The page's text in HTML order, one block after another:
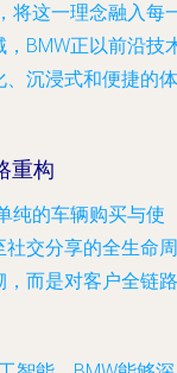
将这一理念融入每
BMW正以前沿技
沉浸式和便捷的体
重构
纯的车辆购买与使
交分享的全生命周
而是对客户全链路